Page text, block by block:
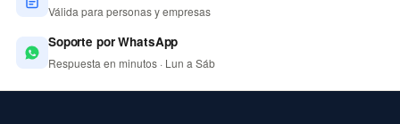
Válida para personas y empresas
Soporte por WhatsApp
Respuesta en minutos · Lun a Sáb